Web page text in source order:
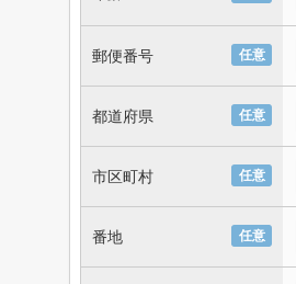
任意
郵便番号
任意
都道府県
任意
市区町村
任意
番地